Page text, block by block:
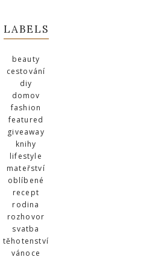
LABELS
beauty
cestování
diy
domov
fashion
featured
giveaway
knihy
lifestyle
mateřství
oblíbené
recept
rodina
rozhovor
svatba
těhotenství
vánoce